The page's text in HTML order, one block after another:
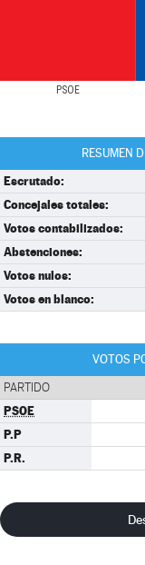
PSOE
RESUMEN
Escrutado:
Concejales totales:
Votos contabilizados:
Abstenciones:
Votos nulos:
Votos en blanco:
VOTOS
PARTIDO
PSOE
P.P
P.R.